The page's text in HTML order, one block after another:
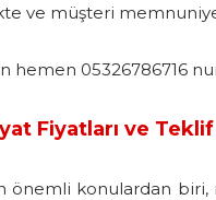
ve müşteri
05326786716
Fiyatları ve
önemli konulardan